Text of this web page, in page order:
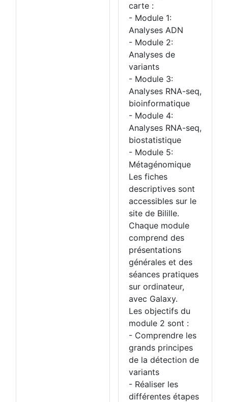
carte :
- Module 1:
Analyses ADN
- Module 2:
Analyses de
variants
- Module 3:
Analyses RNA-seq,
bioinformatique
- Module 4:
Analyses RNA-seq,
biostatistique
- Module 5:
Métagénomique
Les fiches
descriptives sont
accessibles sur le
site de Bilille.
Chaque module
comprend des
présentations
générales et des
séances pratiques
sur ordinateur,
avec Galaxy.
Les objectifs du
module 2 sont :
- Comprendre les
grands principes
de la détection de
variants
- Réaliser les
différentes étapes